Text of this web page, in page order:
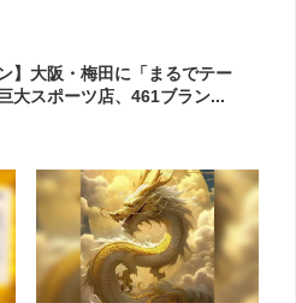
】大阪・梅田に「まるでテー
大スポーツ店、461ブラン...